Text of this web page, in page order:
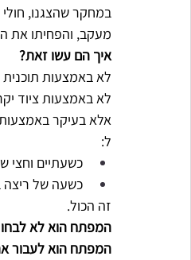
מעקב, והפחיתו את הסיכון
איך הם עשו זאת?
לא באמצעות תוכנית
לא באמצעות ציוד
אלא בעיקר באמצעות
ל:
כשעתיים וחצי
כשעה של ריצה
זה הכול.
המפתח הוא לא
המפתח הוא לעבור